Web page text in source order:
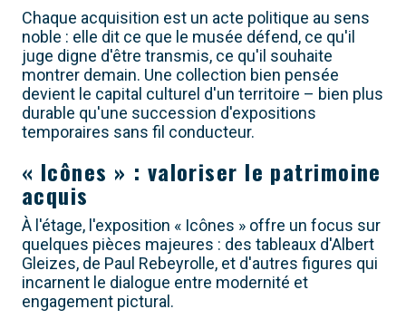
Chaque acquisition est un acte politique au sens
noble : elle dit ce que le musée défend, ce qu'il
juge digne d'être transmis, ce qu'il souhaite
montrer demain. Une collection bien pensée
devient le capital culturel d'un territoire – bien plus
durable qu'une succession d'expositions
temporaires sans fil conducteur.
« Icônes » : valoriser le patrimoine
acquis
À l'étage, l'exposition « Icônes » offre un focus sur
quelques pièces majeures : des tableaux d'Albert
Gleizes, de Paul Rebeyrolle, et d'autres figures qui
incarnent le dialogue entre modernité et
engagement pictural.